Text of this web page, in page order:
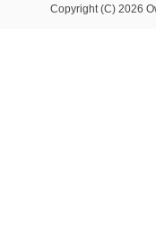
Copyright (C) 2026